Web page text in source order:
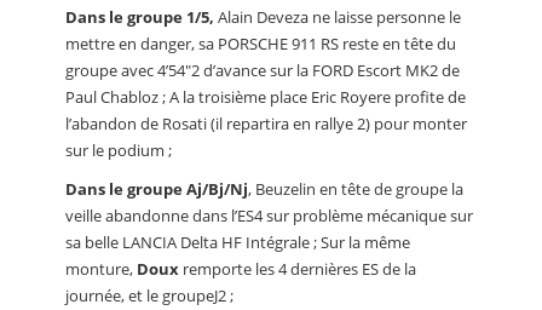
Dans le groupe 1/5, Alain Deveza ne laisse personne le
mettre en danger, sa PORSCHE 911 RS reste en tête du
groupe avec 4’54"2 d’avance sur la FORD Escort MK2 de
Paul Chabloz ; A la troisième place Eric Royere profite de
l’abandon de Rosati (il repartira en rallye 2) pour monter
sur le podium ;
Dans le groupe Aj/Bj/Nj, Beuzelin en tête de groupe la
veille abandonne dans l’ES4 sur problème mécanique sur
sa belle LANCIA Delta HF Intégrale ; Sur la même
monture, Doux remporte les 4 dernières ES de la
journée, et le groupeJ2 ;